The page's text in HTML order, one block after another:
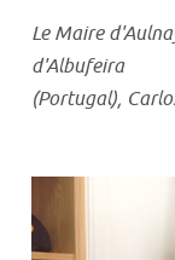
Le Maire
d'Albufeira
(Portugal),